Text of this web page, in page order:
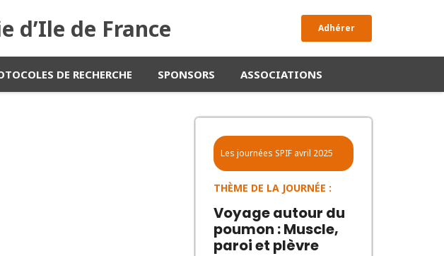
d’Ile de France Adhérer
DE RECHERCHE SPONSORS ASSOCIATIONS
Les journées SPIF avril 2025
THÈME DE LA JOURNÉE :
Voyage autour du
poumon : Muscle,
paroi et plèvre